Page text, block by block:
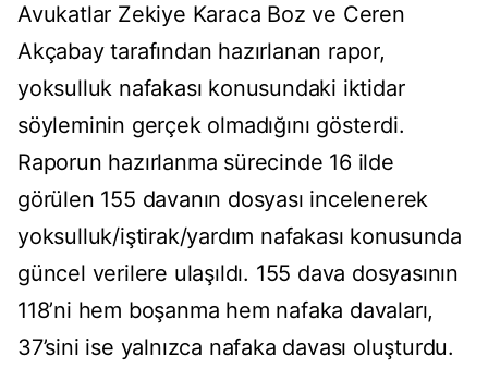
Avukatlar Zekiye Karaca Boz ve Ceren
Akçabay tarafından hazırlanan rapor,
yoksulluk nafakası konusundaki iktidar
söyleminin gerçek olmadığını gösterdi.
Raporun hazırlanma sürecinde 16 ilde
görülen 155 davanın dosyası incelenerek
yoksulluk/iştirak/yardım nafakası konusunda
güncel verilere ulaşıldı. 155 dava dosyasının
118’ni hem boşanma hem nafaka davaları,
37’sini ise yalnızca nafaka davası oluşturdu.